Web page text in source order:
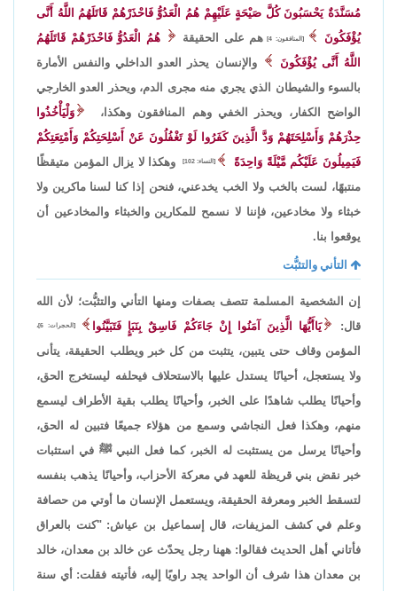
مُسَنَّدَةٌ يَحْسَبُونَ كُلَّ صَيْحَةٍ عَلَيْهِمْ هُمُ الْعَدُوُّ فَاحْذَرْهُمْ قَاتَلَهُمُ اللَّهُ أَنَّى
يُؤْفَكُونَ
[المنافقون: 4] هم على الحقيقة
هُمُ الْعَدُوُّ فَاحْذَرْهُمْ قَاتَلَهُمُ
اللَّهُ أَنَّى يُؤْفَكُونَ
والإنسان يحذر العدو الداخلي والنفس الأمارة
بالسوء والشيطان الذي يجري منه مجرى الدم، ويحذر العدو الخارجي
الواضح الكفار، ويحذر الخفي وهم المنافقون وهكذا،
وَلْيَأْخُذُوا
حِذْرَهُمْ وَأَسْلِحَتَهُمْ وَدَّ الَّذِينَ كَفَرُوا لَوْ تَغْفُلُونَ عَنْ أَسْلِحَتِكُمْ وَأَمْتِعَتِكُمْ
فَيَمِيلُونَ عَلَيْكُم مَّيْلَةً وَاحِدَةً
[النساء: 102]
وهكذا لا يزال المؤمن متيقظًا
منتبهًا، لست بالخب ولا الخب يخدعني، فنحن إذا كنا لسنا ماكرين ولا
خبثاء ولا مخادعين، فإننا لا نسمح للمكارين والخبثاء والمخادعين أن
يوقعوا بنا.
التأني والتثبُّت
إن الشخصية المسلمة تتصف بصفات ومنها التأني والتثبُّت؛ لأن الله
قال:
يَاأَيُّهَا الَّذِينَ آمَنُوا إِنْ جَاءَكُمْ فَاسِقٌ بِنَبَإٍ فَتَبَيَّنُوا [الحجرات: 6]،
المؤمن وقاف حتى يتبين، يتثبت من كل خبر ويطلب الحقيقة، يتأنى
ولا يستعجل، أحيانًا يستدل عليها بالاستحلاف فيحلفه ليستخرج الحق،
وأحيانًا يطلب شاهدًا على الخبر، وأحيانًا يطلب بقية الأطراف ليسمع
منهم، وهكذا فعل النجاشي وسمع من هؤلاء جميعًا فتبين له الحق،
وأحيانًا يرسل من يستثبت له الخبر، كما فعل النبي ﷺ في استثبات
خبر نقض بني قريظة للعهد في معركة الأحزاب، وأحيانًا يذهب بنفسه
لتسقط الخبر ومعرفة الحقيقة، ويستعمل الإنسان ما أوتي من حصافة
وعلم في كشف المزيفات، قال إسماعيل بن عياش: "كنت بالعراق
فأتاني أهل الحديث فقالوا: ههنا رجل يحدّث عن خالد بن معدان، خالد
بن معدان هذا شرف أن الواحد يجد راويًا إليه، فأتيته فقلت: أي سنة